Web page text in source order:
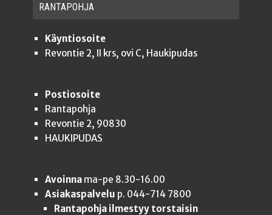
RAN­TA­POH­JA
Käyntiosoite
Revontie 2, II krs, ovi C, Haukipudas
Postiosoite
Rantapohja
Revontie 2, 90830
HAUKIPUDAS
Avoinnama-pe 8.30-16.00
Asiakaspalvelu p. 044-714 7800
Rantapohja ilmestyy torstaisin